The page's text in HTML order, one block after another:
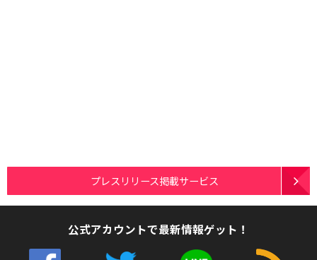
プレスリリース掲載サービス
公式アカウントで最新情報ゲット！